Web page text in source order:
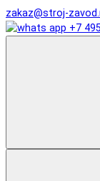
zakaz@stroj-
+7